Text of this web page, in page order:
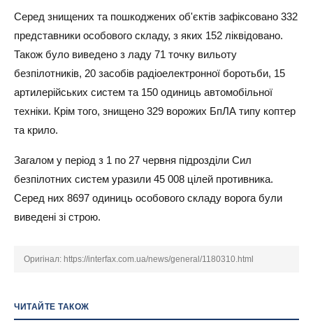
Серед знищених та пошкоджених об'єктів зафіксовано 332
представники особового складу, з яких 152 ліквідовано.
Також було виведено з ладу 71 точку вильоту
безпілотників, 20 засобів радіоелектронної боротьби, 15
артилерійських систем та 150 одиниць автомобільної
техніки. Крім того, знищено 329 ворожих БпЛА типу коптер
та крило.
Загалом у період з 1 по 27 червня підрозділи Сил
безпілотних систем уразили 45 008 цілей противника.
Серед них 8697 одиниць особового складу ворога були
виведені зі строю.
Оригінал: https://interfax.com.ua/news/general/1180310.html
ЧИТАЙТЕ ТАКОЖ